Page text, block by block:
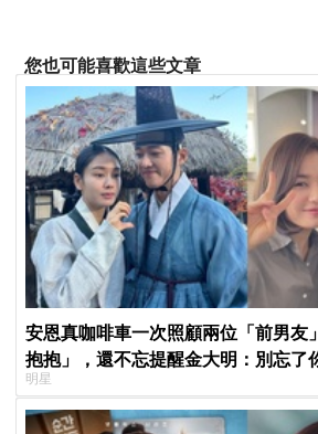
您也可能喜歡這些文章
安恩真咖啡車一次照顧兩位「前男友
抱抱」，還不忘提醒金大明：別忘了
明星